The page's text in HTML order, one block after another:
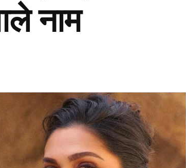
में कहा कि, “आईसीसी ने हमारे मैचों को भारत से
के भविष्य को लेकर गंभीर चिंता है, क्योंकि
लोग इससे अलग-थलग पड़ रहे हैं। अगर क्रिकेट के
ले पाता, तो यह आईसीसी के लिए एक बड़ी
नाम